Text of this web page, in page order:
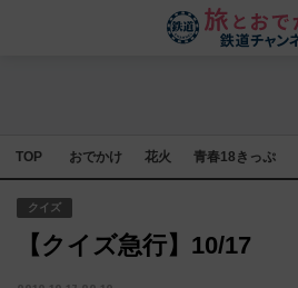
TOP おでかけ 花火 青春18きっぷ
クイズ
【クイズ急行】10/17